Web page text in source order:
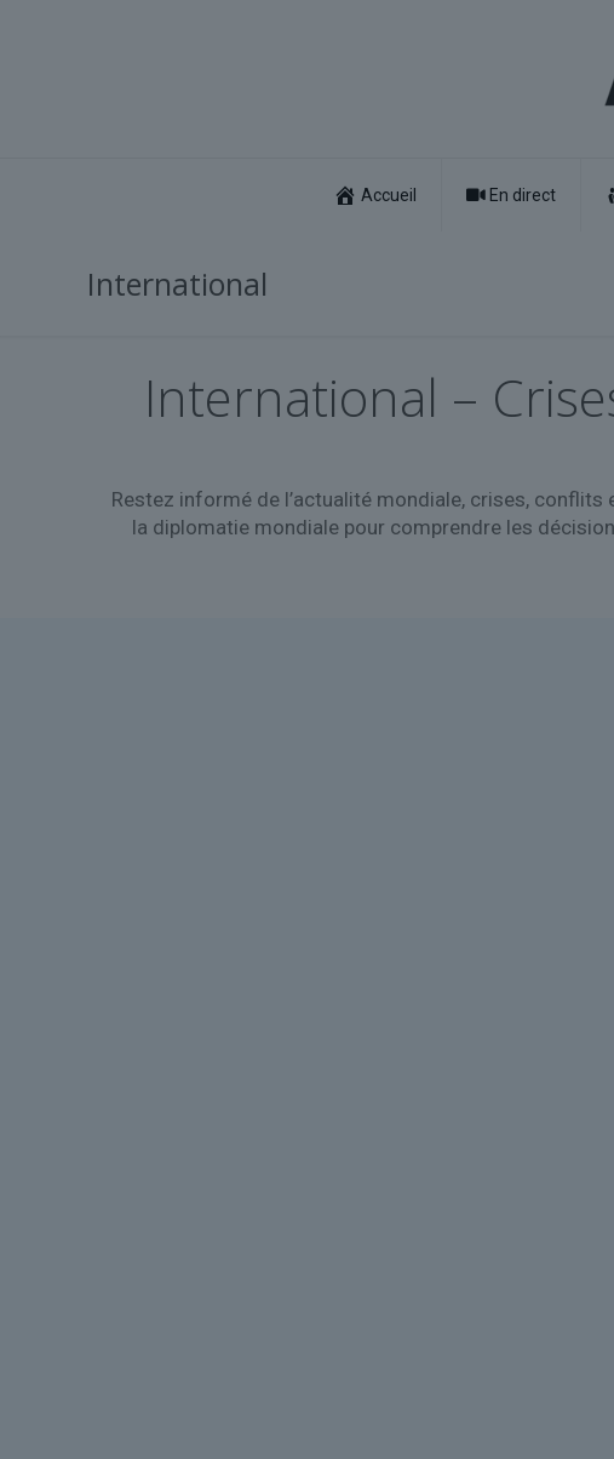
Accueil En direct
International
International –
Restez informé de l’actualité mondiale, crises,
la diplomatie mondiale pour comprendre les